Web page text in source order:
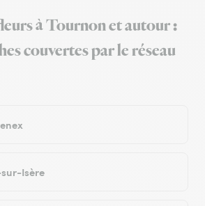
à Tournon et autour :
couvertes par le réseau
Isère